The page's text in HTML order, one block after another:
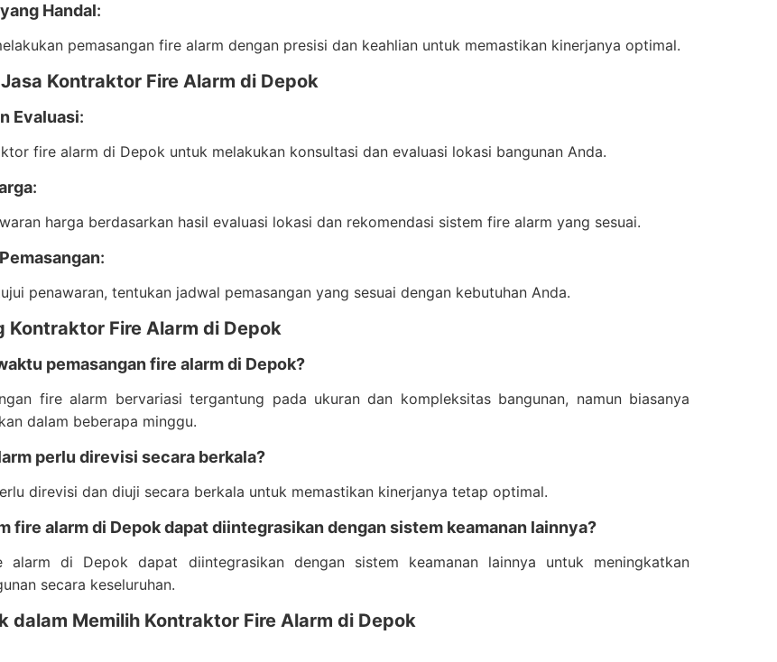
Handal:
pemasangan fire alarm dengan presisi dan keahlian untuk memastikan kinerjanya optimal.
Kontraktor Fire Alarm di Depok
Evaluasi:
fire alarm di Depok untuk melakukan konsultasi dan evaluasi lokasi bangunan Anda.
:
harga berdasarkan hasil evaluasi lokasi dan rekomendasi sistem fire alarm yang sesuai.
:
penawaran, tentukan jadwal pemasangan yang sesuai dengan kebutuhan Anda.
Kontraktor Fire Alarm di Depok
pemasangan fire alarm di Depok?
fire alarm bervariasi tergantung pada ukuran dan kompleksitas bangunan, namun biasanya
dalam beberapa minggu.
perlu direvisi secara berkala?
direvisi dan diuji secara berkala untuk memastikan kinerjanya tetap optimal.
fire alarm di Depok dapat diintegrasikan dengan sistem keamanan lainnya?
alarm di Depok dapat diintegrasikan dengan sistem keamanan lainnya untuk meningkatkan
secara keseluruhan.
dalam Memilih Kontraktor Fire Alarm di Depok